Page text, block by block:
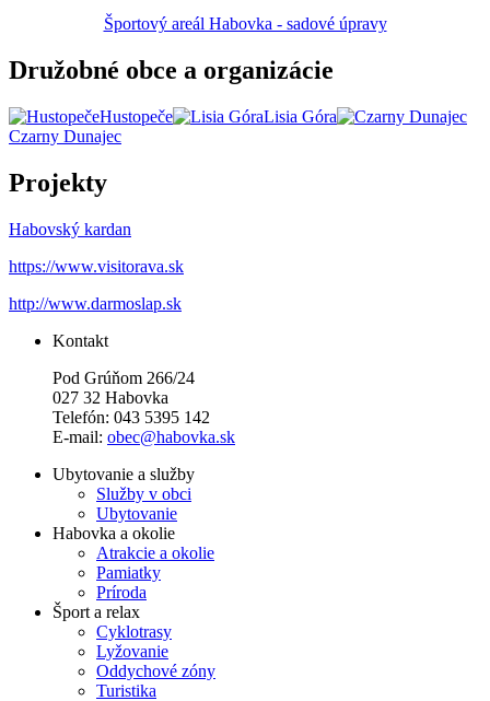
Športový areál Habovka - sadové úpravy
Družobné obce a organizácie
Hustopeče
Lisia Góra
Czarny Dunajec
Projekty
Habovský kardan
https://www.visitorava.sk
http://www.darmoslap.sk
Kontakt
Pod Grúňom 266/24
027 32 Habovka
Telefón: 043 5395 142
E-mail: obec@habovka.sk
Ubytovanie a služby
Služby v obci
Ubytovanie
Habovka a okolie
Atrakcie a okolie
Pamiatky
Príroda
Šport a relax
Cyklotrasy
Lyžovanie
Oddychové zóny
Turistika